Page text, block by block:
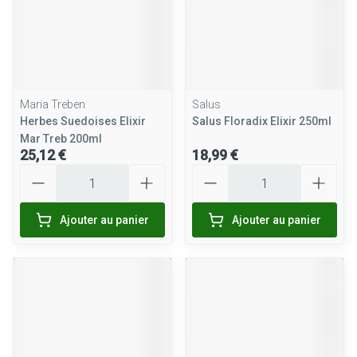
Maria Treben
Herbes Suedoises Elixir
Mar Treb 200ml
25,12 €
Ajouter au panier
Salus
Salus Floradix Elixir 250ml
18,99 €
Ajouter au panier